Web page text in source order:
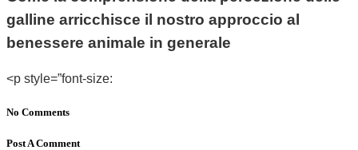
galline arricchisce il nostro approccio al
benessere animale in generale
<p style=”font-size:
No Comments
Post A Comment